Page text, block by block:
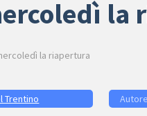
la
la riapertura
Trentino